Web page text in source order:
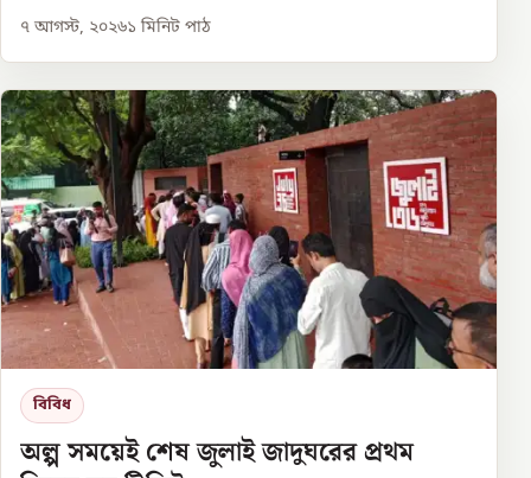
৭ আগস্ট, ২০২৬১ মিনিট পাঠ
বিবিধ
অল্প সময়েই শেষ জুলাই জাদুঘরের প্রথম